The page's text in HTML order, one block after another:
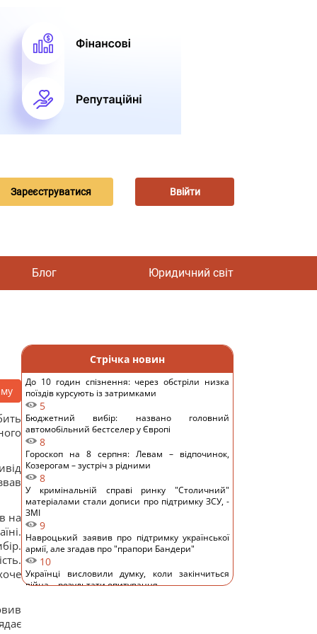
Зареєструватися Ввійти
Блог Юридичний світ
на
Стрічка новин
До 10 годин спізнення: через обстріли низка
поїздів курсують із затримками
5
Бюджетний вибір: названо головний
автомобільний бестселер у Європі
8
Гороскоп на 8 серпня: Левам – відпочинок,
Козерогам – зустріч з рідними
8
У кримінальній справі ринку "Столичний"
матеріалами стали дописи про підтримку ЗСУ, -
ЗМІ
9
Навроцький заявив про підтримку української
армії, але згадав про "прапори Бандери"
10
Українці висловили думку, коли закінчиться
війна, - результати опитування